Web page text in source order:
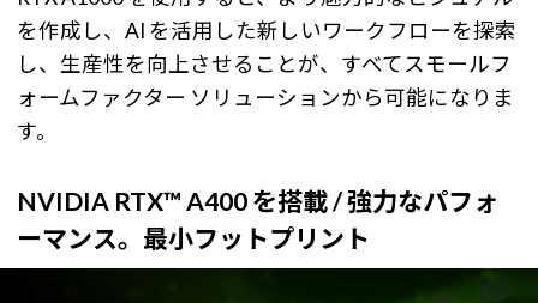
を作成し、AI を活用した新しいワークフローを探索
し、生産性を向上させることが、すべてスモールフ
ォームファクター ソリューションから可能になりま
す。
NVIDIA RTX™ A400 を搭載 / 強力なパフォ
ーマンス。最小フットプリント